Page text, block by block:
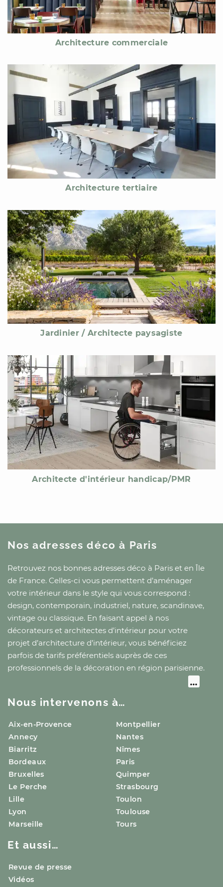
Architecture commerciale
Architecture tertiaire
Jardinier / Architecte paysagiste
Architecte d'intérieur handicap/PMR
Nos adresses décoà Paris
Retrouvez nos bonnes adresses déco à Paris et en Île
de France. Celles-ci vous permettent d’aménager
votre intérieur dans le style qui vous correspond :
design, contemporain, industriel, nature, scandinave,
vintage ou classique. En faisant appel à nos
décorateurs et architectes d’intérieur pour votre
projet d’architecture d’intérieur, vous bénéficiez
parfois de tarifs préférentiels auprès de ces
professionnels de la décoration en région parisienne.
Nous intervenons à…
Aix-en-Provence
Annecy
Biarritz
Bordeaux
Bruxelles
Le Perche
Lille
Lyon
Marseille
Montpellier
Nantes
Nîmes
Paris
Quimper
Strasbourg
Toulon
Toulouse
Tours
Et aussi…
Revue de presse
Vidéos